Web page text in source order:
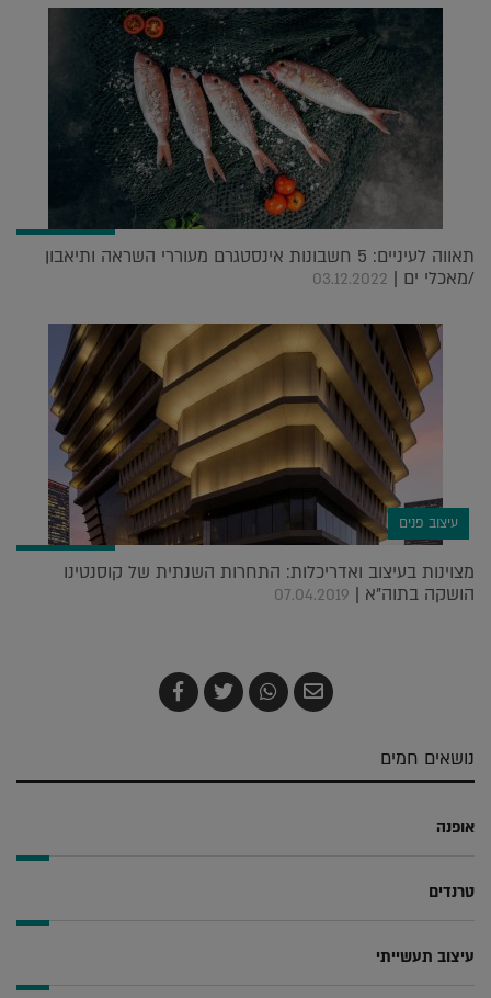
תאווה לעיניים: 5 חשבונות אינסטגרם מעוררי השראה ותיאבון
/מאכלי ים | 03.12.2022
עיצוב פנים
מצוינות בעיצוב ואדריכלות: התחרות השנתית של קוסנטינו
הושקה בתוה"א | 07.04.2019
שלח
בדואר
שתף
ב-
צייץ
ב-
שתף
ב-
נושאים חמים
אופנה
טרנדים
עיצוב תעשייתי